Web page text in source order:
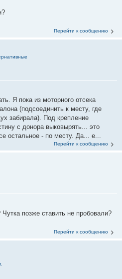
Перейти к сообщению
Я пока из моторного отсека
(подсоединить к месту, где
забирала). Под крепление
с донора выковырять... это
остальное - по месту. Да... е...
Перейти к сообщению
позже ставить не пробовали?
Перейти к сообщению